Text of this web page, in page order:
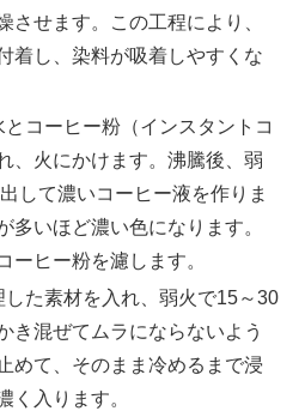
させます。この工程により、
着し、染料が吸着しやすくな
とコーヒー粉（インスタントコ
、火にかけます。沸騰後、弱
して濃いコーヒー液を作りま
多いほど濃い色になります。
ーヒー粉を濾します。
た素材を入れ、弱火で15～30
き混ぜてムラにならないよう
めて、そのまま冷めるまで浸
く入ります。